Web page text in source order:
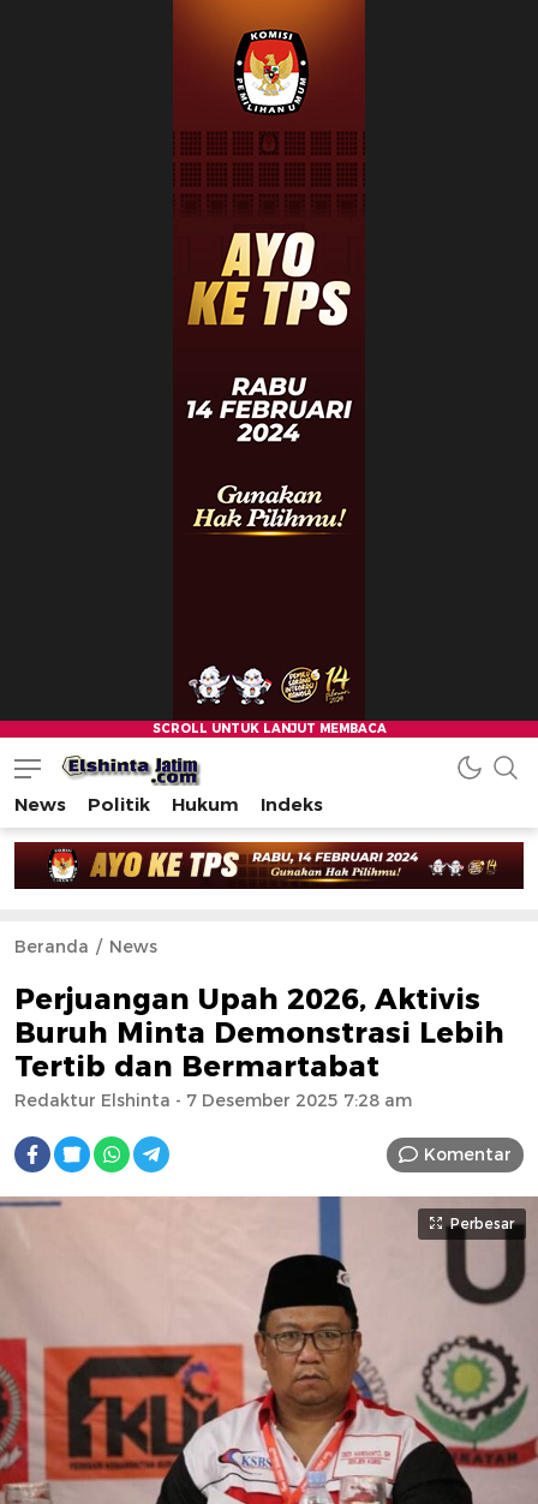
News Politik Hukum Indeks
Beranda News
Perjuangan Upah 2026, Aktivis
Buruh Minta Demonstrasi Lebih
Tertib dan Bermartabat
Redaktur Elshinta - 7 Desember 2025 7:28 am
Komentar
Perbesar